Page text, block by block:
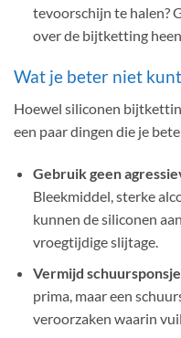
tevoorschijn te halen?
over de bijtketting
Wat je beter niet
Hoewel siliconen
een paar dingen die je
Gebruik geen
Bleekmiddel, sterke
kunnen de siliconen
vroegtijdige slijtage.
Vermijd
prima, maar een
veroorzaken waarin